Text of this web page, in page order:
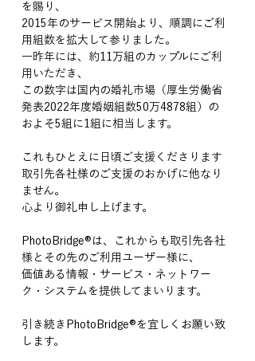
を賜り、
2015年のサービス開始より、順調にご利
用組数を拡大して参りました。
一昨年には、約11万組のカップルにご利
用いただき、
この数字は国内の婚礼市場（厚生労働省
発表2022年度婚姻組数50万4878組）の
およそ5組に1組に相当します。
これもひとえに日頃ご支援くださります
取引先各社様のご支援のおかげに他なり
ません。
心より御礼申し上げます。
PhotoBridge®︎は、これからも取引先各社
様とその先のご利用ユーザー様に、
価値ある情報・サービス・ネットワー
ク・システムを提供してまいります。
引き続きPhotoBridge®︎を宜しくお願い致
します。